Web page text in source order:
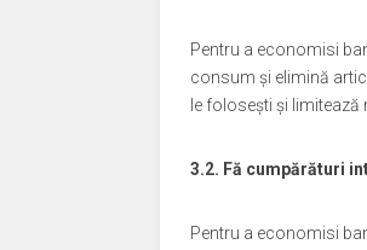
Pentru a economisi
consum și elimină
le folosești și limitează
3.2. Fă cumpărături
Pentru a economisi